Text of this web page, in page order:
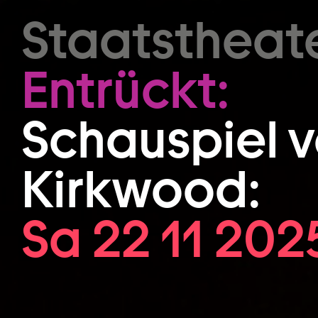
Zum Hauptinhalt springen
Entrückt:
Schauspiel
Kirkwood:
Sa 22 11